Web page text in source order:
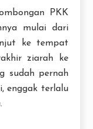
PKK
mulai dari
ke tempat
ziarah ke
sudah pernah
enggak terlalu